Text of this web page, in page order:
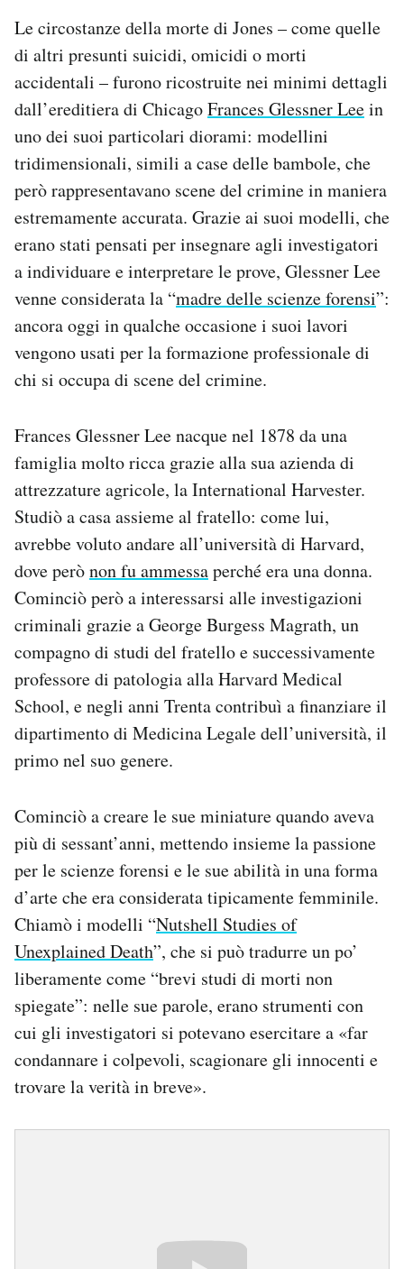
Le circostanze della morte di Jones – come quelle
di altri presunti suicidi, omicidi o morti
accidentali – furono ricostruite nei minimi dettagli
dall’ereditiera di ChicagoFrances Glessner Leein
uno dei suoi particolari diorami: modellini
tridimensionali, simili a case delle bambole, che
però rappresentavano scene del crimine in maniera
estremamente accurata. Grazie ai suoi modelli, che
erano stati pensati per insegnare agli investigatori
a individuare e interpretare le prove, Glessner Lee
venne considerata la “madre delle scienze forensi”:
ancora oggi in qualche occasione i suoi lavori
vengono usati per la formazione professionale di
chi si occupa di scene del crimine.
Frances Glessner Lee nacque nel 1878 da una
famiglia molto ricca grazie alla sua azienda di
attrezzature agricole, la International Harvester.
Studiò a casa assieme al fratello: come lui,
avrebbe voluto andare all’università di Harvard,
dove perònon fu ammessaperché era una donna.
Cominciò però a interessarsi alle investigazioni
criminali grazie a George Burgess Magrath, un
compagno di studi del fratello e successivamente
professore di patologia alla Harvard Medical
School, e negli anni Trenta contribuì a finanziare il
dipartimento di Medicina Legale dell’università, il
primo nel suo genere.
Cominciò a creare le sue miniature quando aveva
più di sessant’anni, mettendo insieme la passione
per le scienze forensi e le sue abilità in una forma
d’arte che era considerata tipicamente femminile.
Chiamò i modelli “Nutshell Studies of
Unexplained Death”, che si può tradurre un po’
liberamente come “brevi studi di morti non
spiegate”: nelle sue parole, erano strumenti con
cui gli investigatori si potevano esercitare a «far
condannare i colpevoli, scagionare gli innocenti e
trovare la verità in breve».